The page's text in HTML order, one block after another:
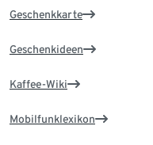
Geschenkkarte
Geschenkideen
Kaffee-Wiki
Mobilfunklexikon